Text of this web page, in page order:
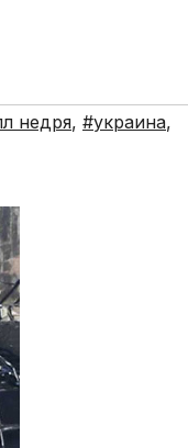
недря, #украина,